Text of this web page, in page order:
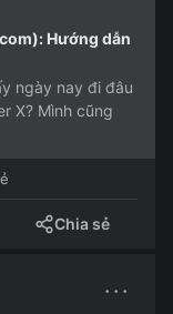
Hướng dẫn
ngày nay đi đâu
X? Mình cũng
Chia sẻ
···